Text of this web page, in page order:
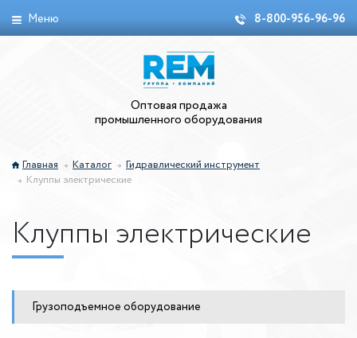
Меню 8-800-956-96-96
Оптовая продажа
промышленного оборудования
Главная Каталог
Гидравлический инструмент
Клуппы электрические
Клуппы электрические
Грузоподъемное оборудование